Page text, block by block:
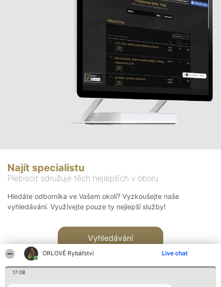
ORLOVÉ Rybářství Live chat
17:08
Najít specialistu
Plebiscit sdružuje těch nejlepších v oboru
Hledáte odborníka ve Vašem okolí? Vyzkoušejte naše
vyhledávání. Využívejte pouze ty nejlepší služby!
Vyhledávání